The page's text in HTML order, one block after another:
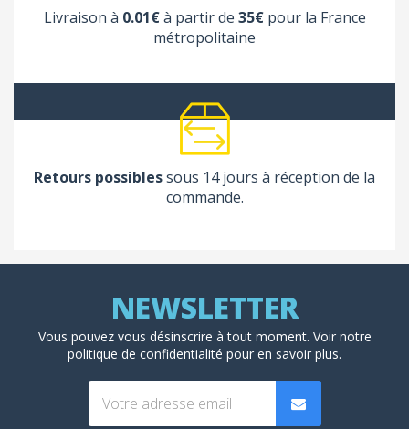
Livraison à 0.01€à partir de 35€pour la France
métropolitaine
Retours possiblessous 14 jours à réception de la
commande.
Vous pouvez vous désinscrire à tout moment. Voir notre
politique de confidentialité pour en savoir plus.